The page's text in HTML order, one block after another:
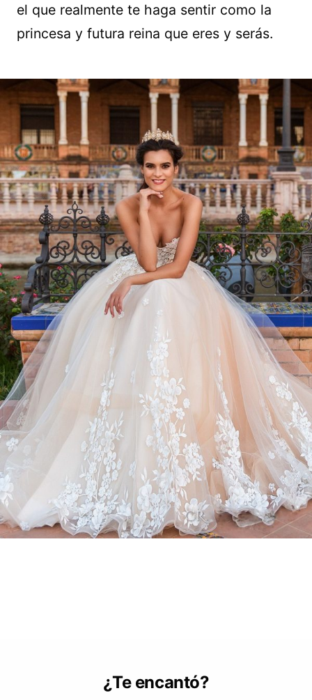
el que realmente te haga sentir como la
princesa y futura reina que eres y serás.
¿Te encantó?